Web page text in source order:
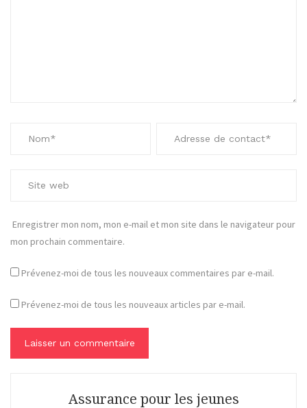
Enregistrer mon nom, mon e-mail et mon site dans le navigateur pour
mon prochain commentaire.
Prévenez-moi de tous les nouveaux commentaires par e-mail.
Prévenez-moi de tous les nouveaux articles par e-mail.
Assurance pour les jeunes